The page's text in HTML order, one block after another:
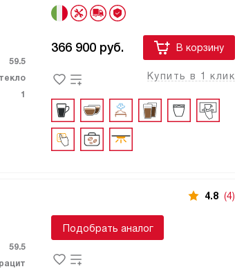
59.5
1
366 900 руб. В корзину
Купить в 1 клик
59.5
4.8 (4)
Подобрать аналог